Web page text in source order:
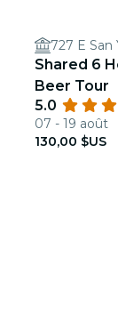
727 E San
Shared 6
Beer Tour
5.0
07 - 19 août
130,00 $US